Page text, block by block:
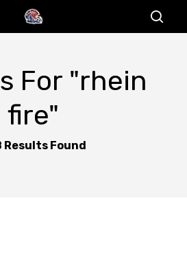
For "rhein
fire"
Results Found